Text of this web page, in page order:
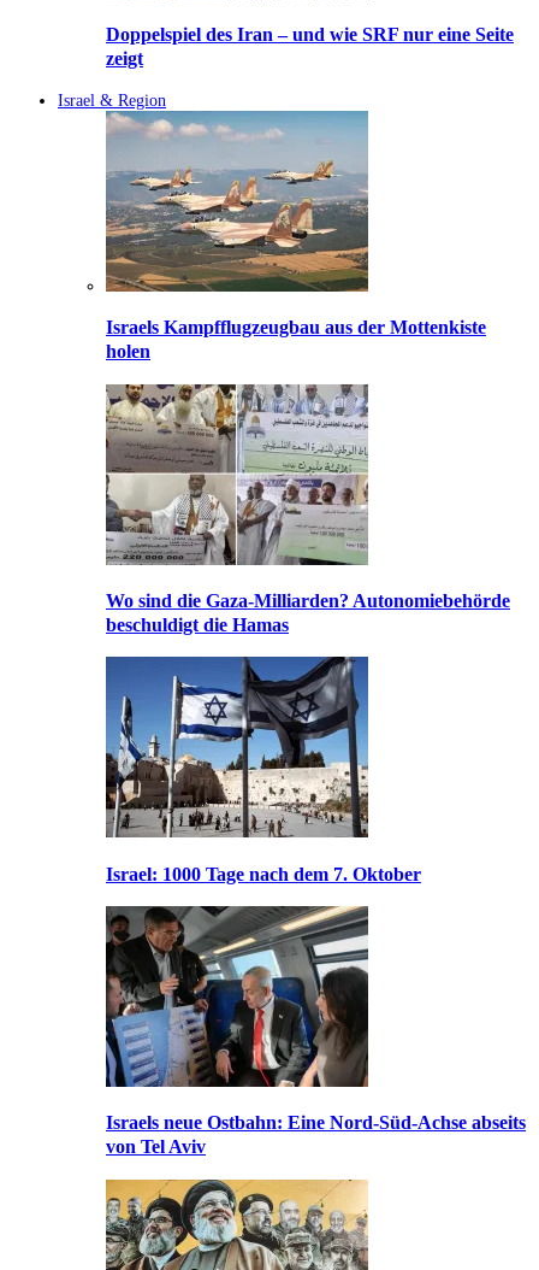
Doppelspiel des Iran – und wie SRF nur eine Seite
zeigt
Israel & Region
Israels Kampfflugzeugbau aus der Mottenkiste
holen
Wo sind die Gaza-Milliarden? Autonomiebehörde
beschuldigt die Hamas
Israel: 1000 Tage nach dem 7. Oktober
Israels neue Ostbahn: Eine Nord-Süd-Achse abseits
von Tel Aviv